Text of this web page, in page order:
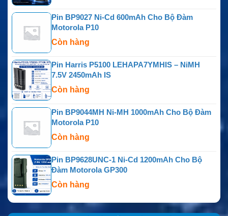
Pin BP9027 Ni-Cd 600mAh Cho Bộ Đàm
Motorola P10
Còn hàng
Pin Harris P5100 LEHAPA7YMHIS – NiMH
7.5V 2450mAh IS
Còn hàng
Pin BP9044MH Ni-MH 1000mAh Cho Bộ Đàm
Motorola P10
Còn hàng
Pin BP9628UNC-1 Ni-Cd 1200mAh Cho Bộ
Đàm Motorola GP300
Còn hàng